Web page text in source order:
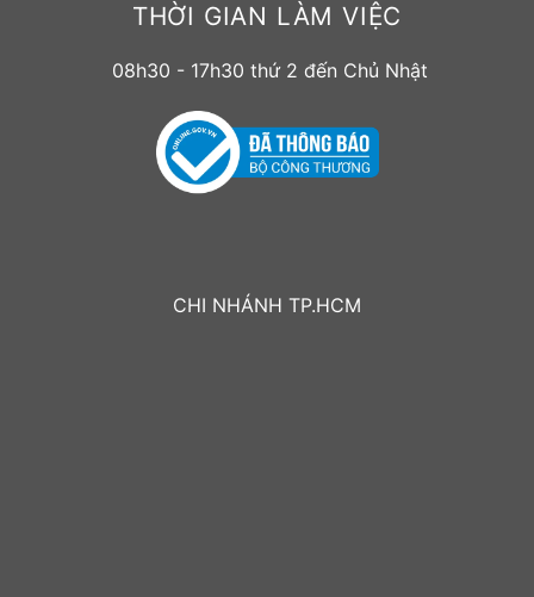
THỜI GIAN LÀM VIỆC
08h30 - 17h30 thứ 2 đến Chủ Nhật
CHI NHÁNH TP.HCM